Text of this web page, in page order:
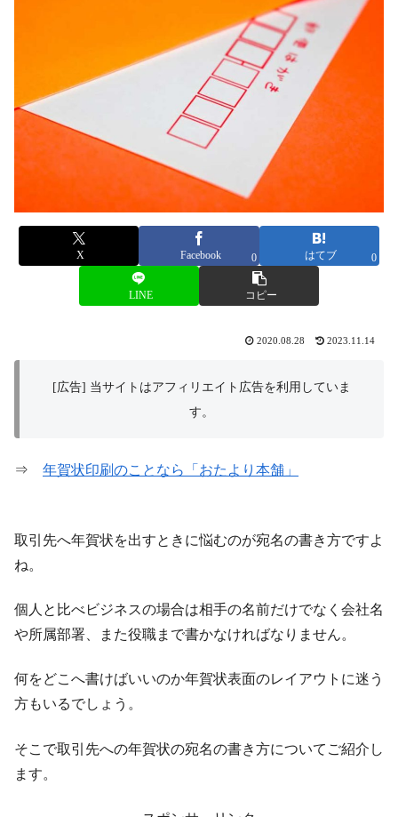
X Facebook 0 はてブ 0
LINE コピー
2020.08.28 2023.11.14
[広告] 当サイトはアフィリエイト広告を利用していま
す。
⇒ 年賀状印刷のことなら「おたより本舗」
取引先へ年賀状を出すときに悩むのが宛名の書き方ですよ
ね。
個人と比べビジネスの場合は相手の名前だけでなく会社名
や所属部署、また役職まで書かなければなりません。
何をどこへ書けばいいのか年賀状表面のレイアウトに迷う
方もいるでしょう。
そこで取引先への年賀状の宛名の書き方についてご紹介し
ます。